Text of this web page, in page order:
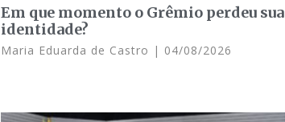
Em que momento o Grêmio perdeu sua
identidade?
Maria Eduarda de Castro 04/08/2026